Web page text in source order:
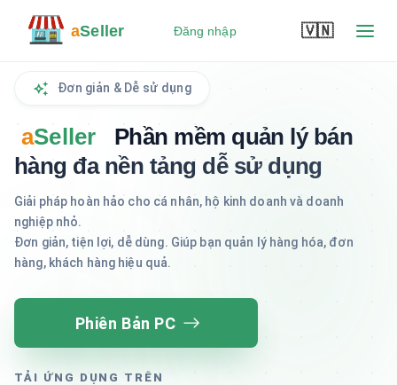
aSeller Đăng nhập 🇻🇳
Đơn giản & Dễ sử dụng
aSeller
Phần mềm quản lý bán
hàng đa nền tảng dễ sử dụng
Giải pháp hoàn hảo cho cá nhân, hộ kinh doanh và doanh
nghiệp nhỏ.
Đơn giản, tiện lợi, dễ dùng. Giúp bạn quản lý hàng hóa, đơn
hàng, khách hàng hiệu quả.
Phiên Bản PC
TẢI ỨNG DỤNG TRÊN